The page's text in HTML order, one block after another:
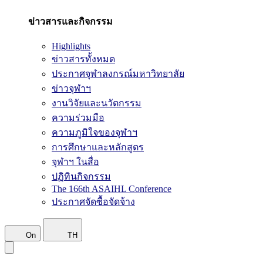
ข่าวสารและกิจกรรม
Highlights
ข่าวสารทั้งหมด
ประกาศจุฬาลงกรณ์มหาวิทยาลัย
ข่าวจุฬาฯ
งานวิจัยและนวัตกรรม
ความร่วมมือ
ความภูมิใจของจุฬาฯ
การศึกษาและหลักสูตร
จุฬาฯ ในสื่อ
ปฏิทินกิจกรรม
The 166th ASAIHL Conference
ประกาศจัดซื้อจัดจ้าง
On TH